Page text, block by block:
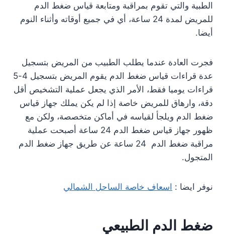
الطبية والتي تقوم بمراقبة ومتابعة قياس ضغط الدم
للمريض لمدة 24 ساعة، أي في جميع أوقاته وأثناء النوم
أيضا.
فجرت العادة عندما يطلب الطبيب من المريض بتسجيل
عدة قراءات قياس ضغط الدم يقوم المريض بتسجيل 4-5
قراءات يوميا فقط، الأمر الذي يجعل عملية التشخيص أقل
دقة، وارهاق للمريض خاصة إذا لم يكن يملك جهاز قياس
ضغط الدم ويلجأ لقياسه في أماكن متخصصة، ولكن مع
ظهور جهاز قياس ضغط الدم 24 ساعة أصبحت عملية
مراقبة ضغط الدم 24 ساعة عن طريق جهاز ضغط الدم
المتجول.
نوفر ايضا : اسعاف خاصة الساحل الشمالي
ضغط الدم الطبيعي